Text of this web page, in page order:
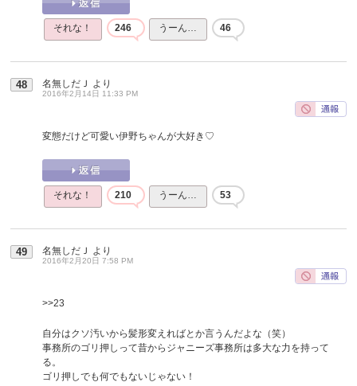
それな！ 246 うーん… 46
48 名無しだＪ より
2016年2月14日 11:33 PM
変態だけど可愛い伊野ちゃんが大好き♡
それな！ 210 うーん… 53
49 名無しだＪ より
2016年2月20日 7:58 PM
>>23
自分はクソ汚いから髪形変えればとか言うんだよな（笑）
事務所のゴリ押しって昔からジャニーズ事務所は多大な力を持って
る。
ゴリ押しでも何でもないじゃない！